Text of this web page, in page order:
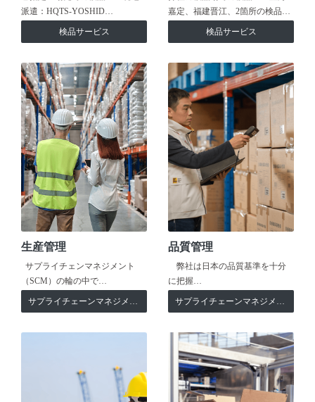
派遣：HQTS-YOSHID…
検品サービス
嘉定、福建晋江、2箇所の検品…
検品サービス
生産管理
サプライチェンマネジメント
（SCM）の輪の中で…
サプライチェーンマネジメント
品質管理
弊社は日本の品質基準を十分
に把握…
サプライチェーンマネジメント